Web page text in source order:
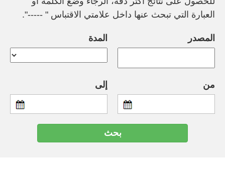
العبارة التي تبحث عنها داخل علامتي الاقتباس " -----".
المصدر المدة
من إلى